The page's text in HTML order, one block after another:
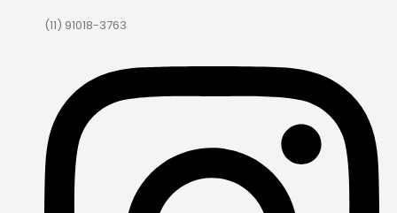
(11) 91018-3763